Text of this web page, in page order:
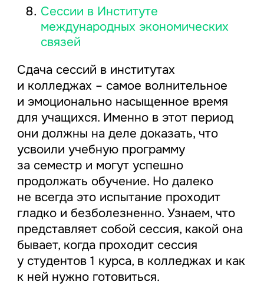
Сессии в Институте
международных экономических
связей
Сдача сессий в институтах
и колледжах – самое волнительное
и эмоционально насыщенное время
для учащихся. Именно в этот период
они должны на деле доказать, что
усвоили учебную программу
за семестр и могут успешно
продолжать обучение. Но далеко
не всегда это испытание проходит
гладко и безболезненно. Узнаем, что
представляет собой сессия, какой она
бывает, когда проходит сессия
у студентов 1 курса, в колледжах и как
к ней нужно готовиться.